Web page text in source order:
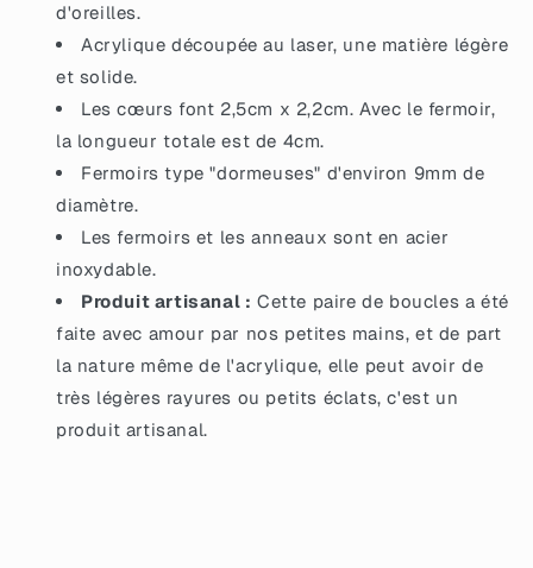
d'oreilles.
Acrylique découpée au laser, une matière légère
et solide.
Les cœurs font 2,5cm x 2,2cm. Avec le fermoir,
la longueur totale est de 4cm.
Fermoirs type "dormeuses" d'environ 9mm de
diamètre.
Les fermoirs et les anneaux sont en acier
inoxydable.
Produit artisanal : Cette paire de boucles a été
faite avec amour par nos petites mains, et de part
la nature même de l'acrylique, elle peut avoir de
très légères rayures ou petits éclats, c'est un
produit artisanal.